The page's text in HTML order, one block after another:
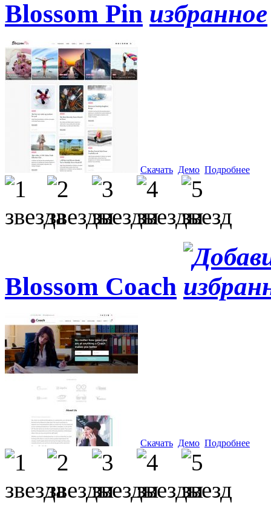
Blossom Pin
Скачать Демо Подробнее
Blossom Coach
Скачать Демо Подробнее